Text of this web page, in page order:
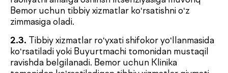
3. TOMONLARNING HUQUQ VA
MAJBURIYATLARI
3.1. Klinika quyidagilarga majbur:
3.1.1.Buyurtmachi va Bemor bilan kelishilgan,
Prays-listga kiritilgan tibbiy xizmatlarni ko‘rsatish.